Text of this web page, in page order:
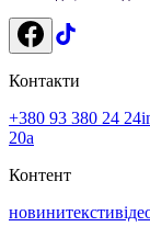
Контакти
+380 93 380 24 24
20а
Контент
новинитексти